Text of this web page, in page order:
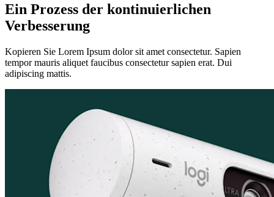
Ein Prozess der kontinuierlichen
Verbesserung
Kopieren Sie Lorem Ipsum dolor sit amet consectetur. Sapien
tempor mauris aliquet faucibus consectetur sapien erat. Dui
adipiscing mattis.